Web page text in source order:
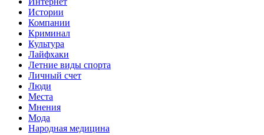
Истории
Компании
Криминал
Культура
Лайфхаки
Летние виды спорта
Личный счет
Люди
Места
Мнения
Мода
Народная медицина